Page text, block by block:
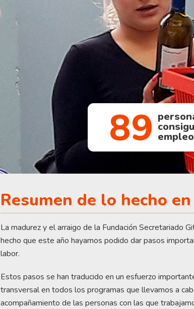
89 empleo
Resumen de lo hecho
La madurez y el arraigo de la Fundación Secretariado
hecho que este año hayamos podido dar pasos
labor.
Estos pasos se han traducido en un esfuerzo
transversal en todos los programas que llevamos a
acompañamiento de las personas con las que